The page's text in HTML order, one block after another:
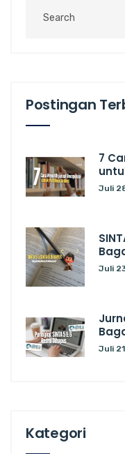
Postingan
7
Juli
Juli
Juli
Kategori